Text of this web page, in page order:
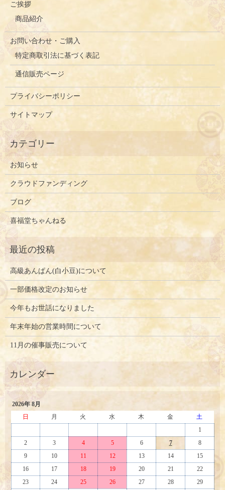
ご挨拶
商品紹介
お問い合わせ・ご購入
特定商取引法に基づく表記
通信販売ページ
プライバシーポリシー
サイトマップ
お知らせ
クラウドファンディング
ブログ
喜福堂ちゃんねる
高級あんぱん(白小豆)について
一部価格改定のお知らせ
今年もお世話になりました
年末年始の営業時間について
11月の催事販売について
2026年 8月
日
月 火 水 木 金
土
1
2
3 4 5 6 7
8
9
10 11 12 13 14
15
16
17 18 19 20 21
22
23
24 25 26 27 28
29